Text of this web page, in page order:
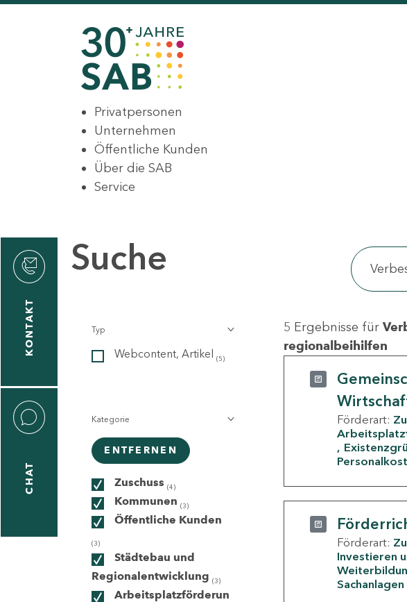
Privatpersonen
Unternehmen
Öffentliche Kunden
Über die SAB
Service
KONTAKT
CHAT
Suche
Typ
Webcontent, Artikel (5)
Kategorie
ENTFERNEN
Zuschuss (4)
Kommunen (3)
Öffentliche Kunden
(3)
Städtebau und
Regionalentwicklung (3)
Arbeitsplatzförderun
5 Ergebnisse für
regionalbeihilfen
Förderart:
Förderart:
Investieren